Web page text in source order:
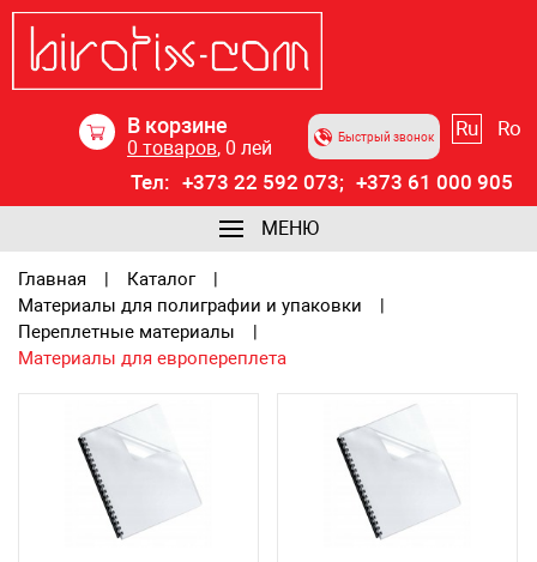
В корзине
0 товаров, 0 лей Быстрый звонок Ru Ro
Тел: +373 22 592 073; +373 61 000 905
МЕНЮ
Главная
Каталог
Материалы для полиграфии и упаковки
Переплетные материалы
Материалы для европереплета